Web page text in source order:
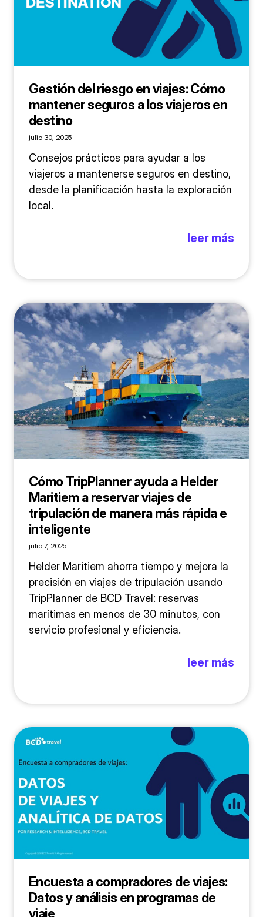
Gestión del riesgo en viajes: Cómo
mantener seguros a los viajeros en
destino
julio 30, 2025
Consejos prácticos para ayudar a los
viajeros a mantenerse seguros en destino,
desde la planificación hasta la exploración
local.
leer más
Cómo TripPlanner ayuda a Helder
Maritiem a reservar viajes de
tripulación de manera más rápida e
inteligente
julio 7, 2025
Helder Maritiem ahorra tiempo y mejora la
precisión en viajes de tripulación usando
TripPlanner de BCD Travel: reservas
marítimas en menos de 30 minutos, con
servicio profesional y eficiencia.
leer más
Encuesta a compradores de viajes:
Datos y análisis en programas de
viaje